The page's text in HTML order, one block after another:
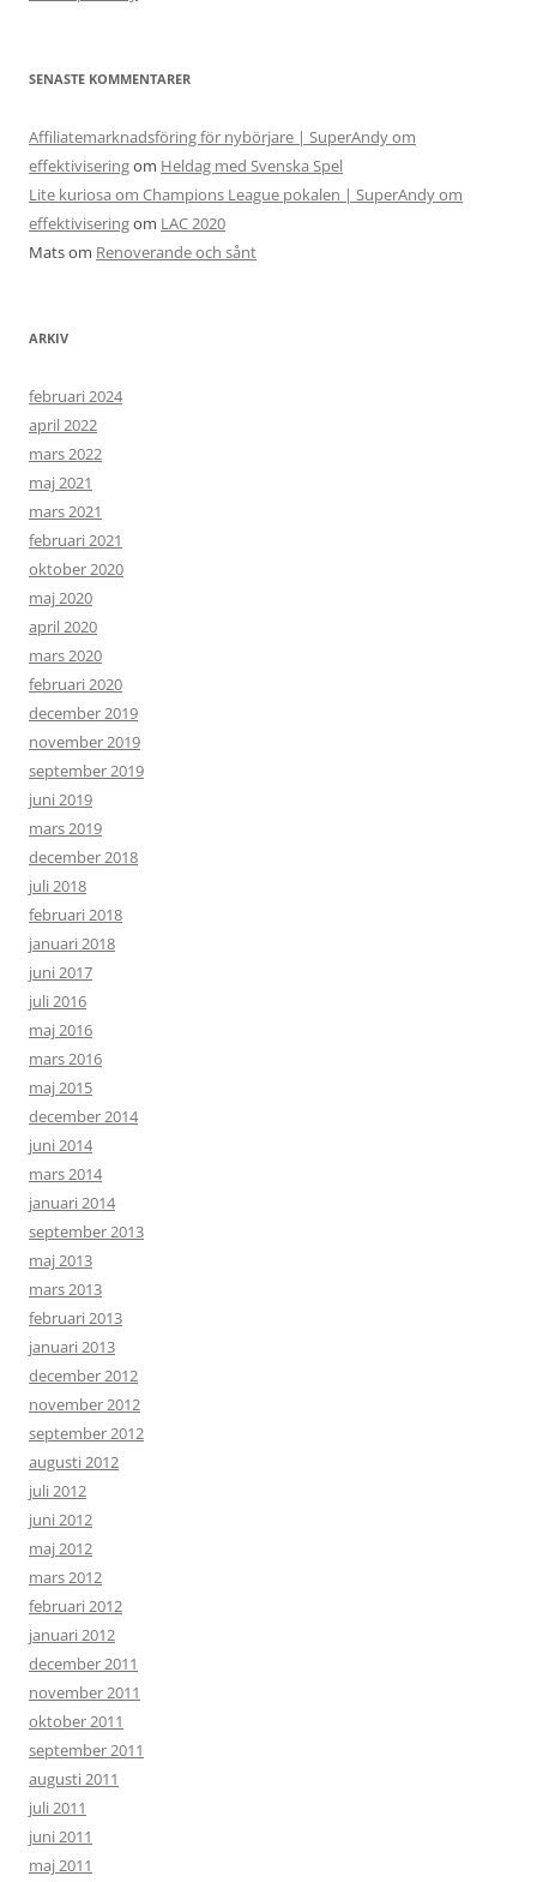
SENASTE KOMMENTARER
Affiliatemarknadsföring för nybörjare | SuperAndy om
effektiviseringom Heldag med Svenska Spel
Lite kuriosa om Champions League pokalen | SuperAndy om
effektiviseringom LAC 2020
Matsom Renoverande och sånt
ARKIV
februari 2024
april 2022
mars 2022
maj 2021
mars 2021
februari 2021
oktober 2020
maj 2020
april 2020
mars 2020
februari 2020
december 2019
november 2019
september 2019
juni 2019
mars 2019
december 2018
juli 2018
februari 2018
januari 2018
juni 2017
juli 2016
maj 2016
mars 2016
maj 2015
december 2014
juni 2014
mars 2014
januari 2014
september 2013
maj 2013
mars 2013
februari 2013
januari 2013
december 2012
november 2012
september 2012
augusti 2012
juli 2012
juni 2012
maj 2012
mars 2012
februari 2012
januari 2012
december 2011
november 2011
oktober 2011
september 2011
augusti 2011
juli 2011
juni 2011
maj 2011